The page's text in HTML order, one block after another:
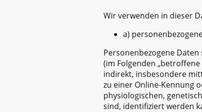
Wir verwenden in dieser
a)
Personenbezogene
(im Folgenden
indirekt, insbesondere
zu einer Online-Kennung
physiologischen,
sind, identifiziert werden